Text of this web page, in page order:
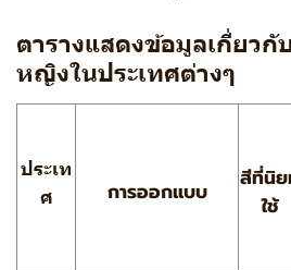
ตารางแสดงข้อมูลเกี่ยว
หญิงในประเทศต่างๆ
ประเท
ศ
การออกแบบ
สีที่นิ
ใช้